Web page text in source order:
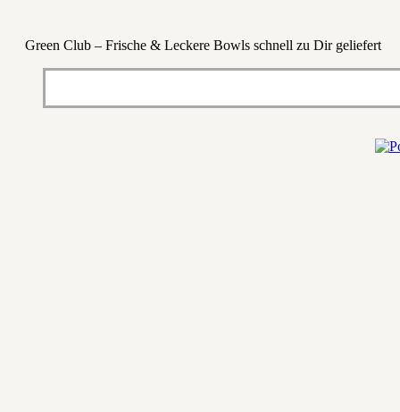
Green Club – Frische & Leckere Bowls schnell zu Dir geliefert